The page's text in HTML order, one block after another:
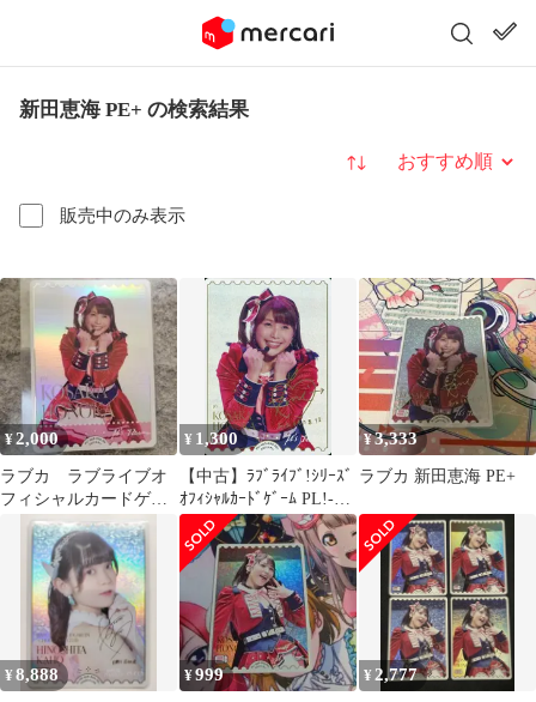
新田恵海 PE+ の検索結果
販売中のみ表示
並び替え
¥2,000
ラブカ ラブライブオ
フィシャルカードゲー
ム 新田恵海 PE+ サイ
¥ 1,300
【中古】ﾗﾌﾞﾗｲﾌﾞ!ｼﾘｰｽﾞ
ｵﾌｨｼｬﾙｶｰﾄﾞｹﾞｰﾑ PL!-
bp3-030-PE+[PE+]：
KOSAKA HONOKA(新
田恵海金箔押しサイン
入り)
¥ 3,333
ラブカ 新田恵海 PE+
¥8,888 ¥999 ¥ 2,777